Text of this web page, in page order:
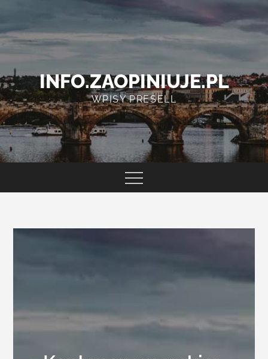
content
INFO.ZAOPINIUJE.PL
WPISY PRESELL